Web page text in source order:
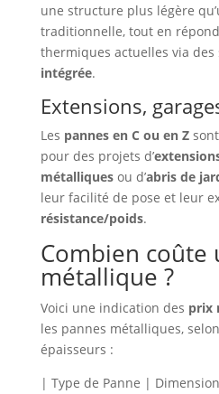
une structure plus légère
traditionnelle, tout en
thermiques actuelles via des
intégrée.
Extensions,
Les pannes en C ou en Zsont
pour des projets d’
métalliquesou d’abris de
leur facilité de pose et leur
résistance/poids.
Combien coûte
métallique ?
Voici une indication des prix
les pannes métalliques,
épaisseurs :
| Type de Panne |